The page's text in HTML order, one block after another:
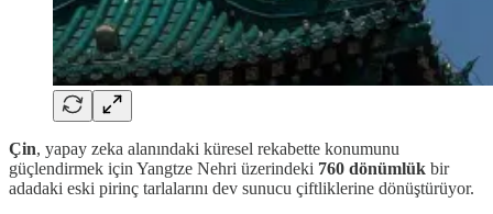
Çin, yapay zeka alanındaki küresel rekabette konumunu
güçlendirmek için Yangtze Nehri üzerindeki 760 dönümlük bir
adadaki eski pirinç tarlalarını dev sunucu çiftliklerine dönüştürüyor.